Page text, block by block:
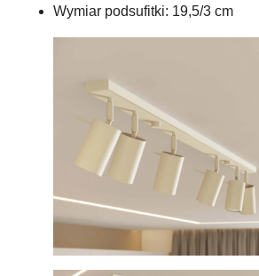
Wymiar podsufitki: 19,5/3 cm